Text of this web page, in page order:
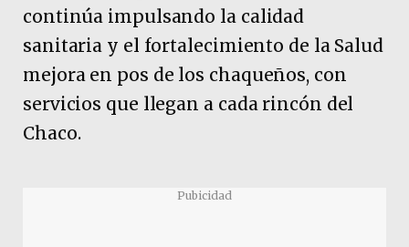
continúa impulsando la calidad
sanitaria y el fortalecimiento de la Salud
mejora en pos de los chaqueños, con
servicios que llegan a cada rincón del
Chaco.
Pubicidad